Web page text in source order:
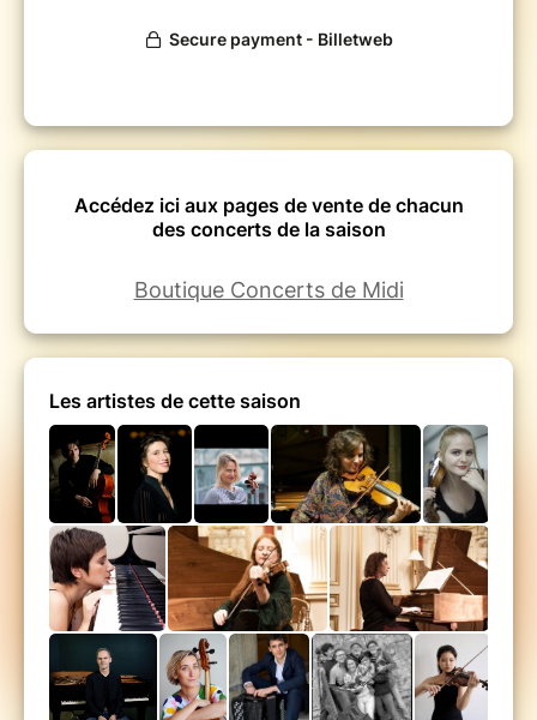
Accédez ici aux pages de vente de chacun
des concerts de la saison
Boutique Concerts de Midi
Les artistes de cette saison